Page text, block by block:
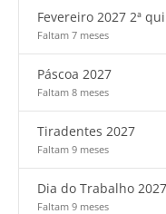
Fevereiro 2027 2ª
Faltam 7 meses
Páscoa 2027
Faltam 8 meses
Tiradentes 2027
Faltam 9 meses
Dia do Trabalho 2027
Faltam 9 meses